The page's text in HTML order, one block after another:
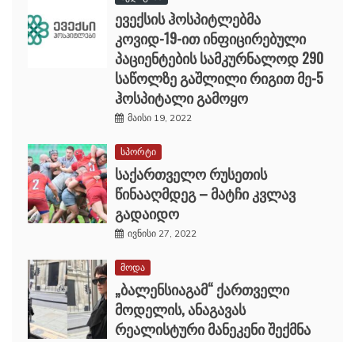
ევექსის ჰოსპიტლებმა
კოვიდ-19-ით ინფიცირებული
პაციენტების სამკურნალოდ 290
საწოლზე გაშლილი რიგით მე-5
ჰოსპიტალი გამოყო
მაისი 19, 2022
სპორტი
საქართველო რუსეთის
წინააღმდეგ – მატჩი კვლავ
გადაიდო
ივნისი 27, 2022
მოდა
„ბალენსიაგამ“ ქართველი
მოდელის, ანაგავას
რეალისტური მანეკენი შექმნა